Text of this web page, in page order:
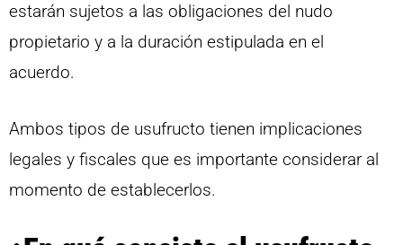
estarán sujetos a las obligaciones del nudo
propietario y a la duración estipulada en el
acuerdo.
Ambos tipos de usufructo tienen implicaciones
legales y fiscales que es importante considerar al
momento de establecerlos.